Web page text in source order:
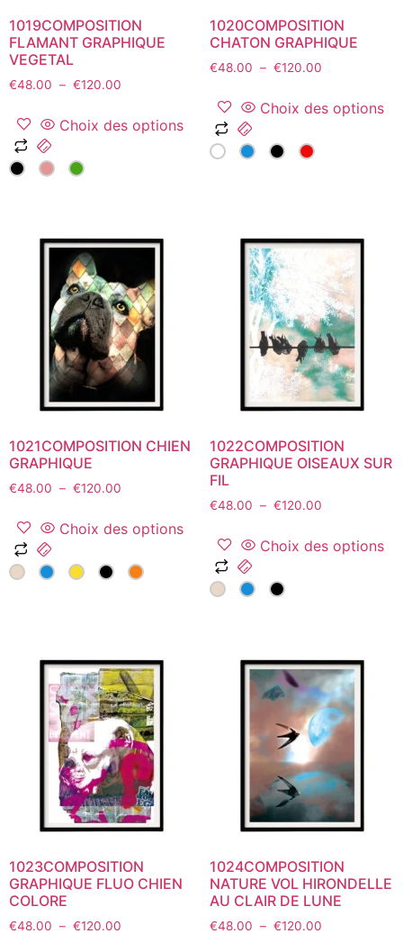
produit
1019COMPOSITION
FLAMANT GRAPHIQUE
VEGETAL
€48.00 – €120.00
prix :
€48.00
Choix des options
Ce
produit
Les
options
peuvent
être
choisies
sur
la
page
produit
1020COMPOSITION
CHATON GRAPHIQUE
€48.00 – €120.00Plage
prix :
€48.00
Choix des options
Ce
produit
Les
options
peuvent
être
choisies
sur
la
page
du
1021COMPOSITION CHIEN
GRAPHIQUE
€48.00 – €120.00
prix :
€48.00
€120.00
Choix des options
Ce
produit
Les
options
peuvent
être
choisies
sur
la
page
du
1022COMPOSITION
GRAPHIQUE OISEAUX SUR
FIL
€48.00 – €120.00Plage
prix :
€48.00
Choix des options
Ce
produit
Les
options
peuvent
être
choisies
sur
la
page
produit
1023COMPOSITION
GRAPHIQUE FLUO CHIEN
COLORE
€48.00 – €120.00
1024COMPOSITION
NATURE VOL HIRONDELLE
AU CLAIR DE LUNE
€48.00 – €120.00Plage